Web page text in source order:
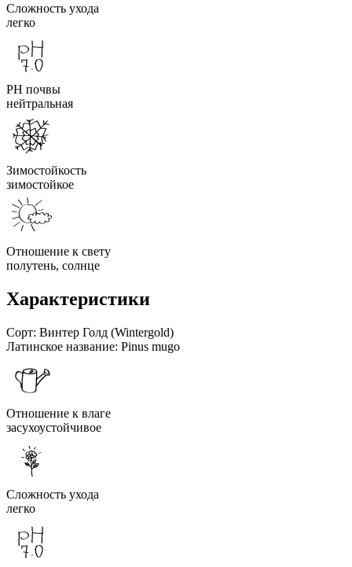
Сложность ухода
легко
PH почвы
нейтральная
Зимостойкость
зимостойкое
Отношение к свету
полутень, солнце
Характеристики
Сорт: Винтер Голд (Wintergold)
Латинское название: Pinus mugo
Отношение к влаге
засухоустойчивое
Сложность ухода
легко